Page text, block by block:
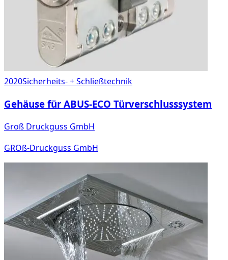
2020Sicherheits- + Schließtechnik
Gehäuse für ABUS-ECO Türverschlusssystem
Groß Druckguss GmbH
GROß-Druckguss GmbH